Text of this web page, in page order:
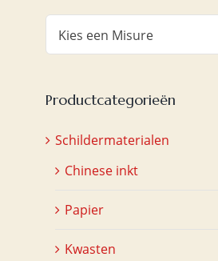
Kies een Misure
Productcategorieën
Schildermaterialen
Chinese inkt
Papier
Kwasten